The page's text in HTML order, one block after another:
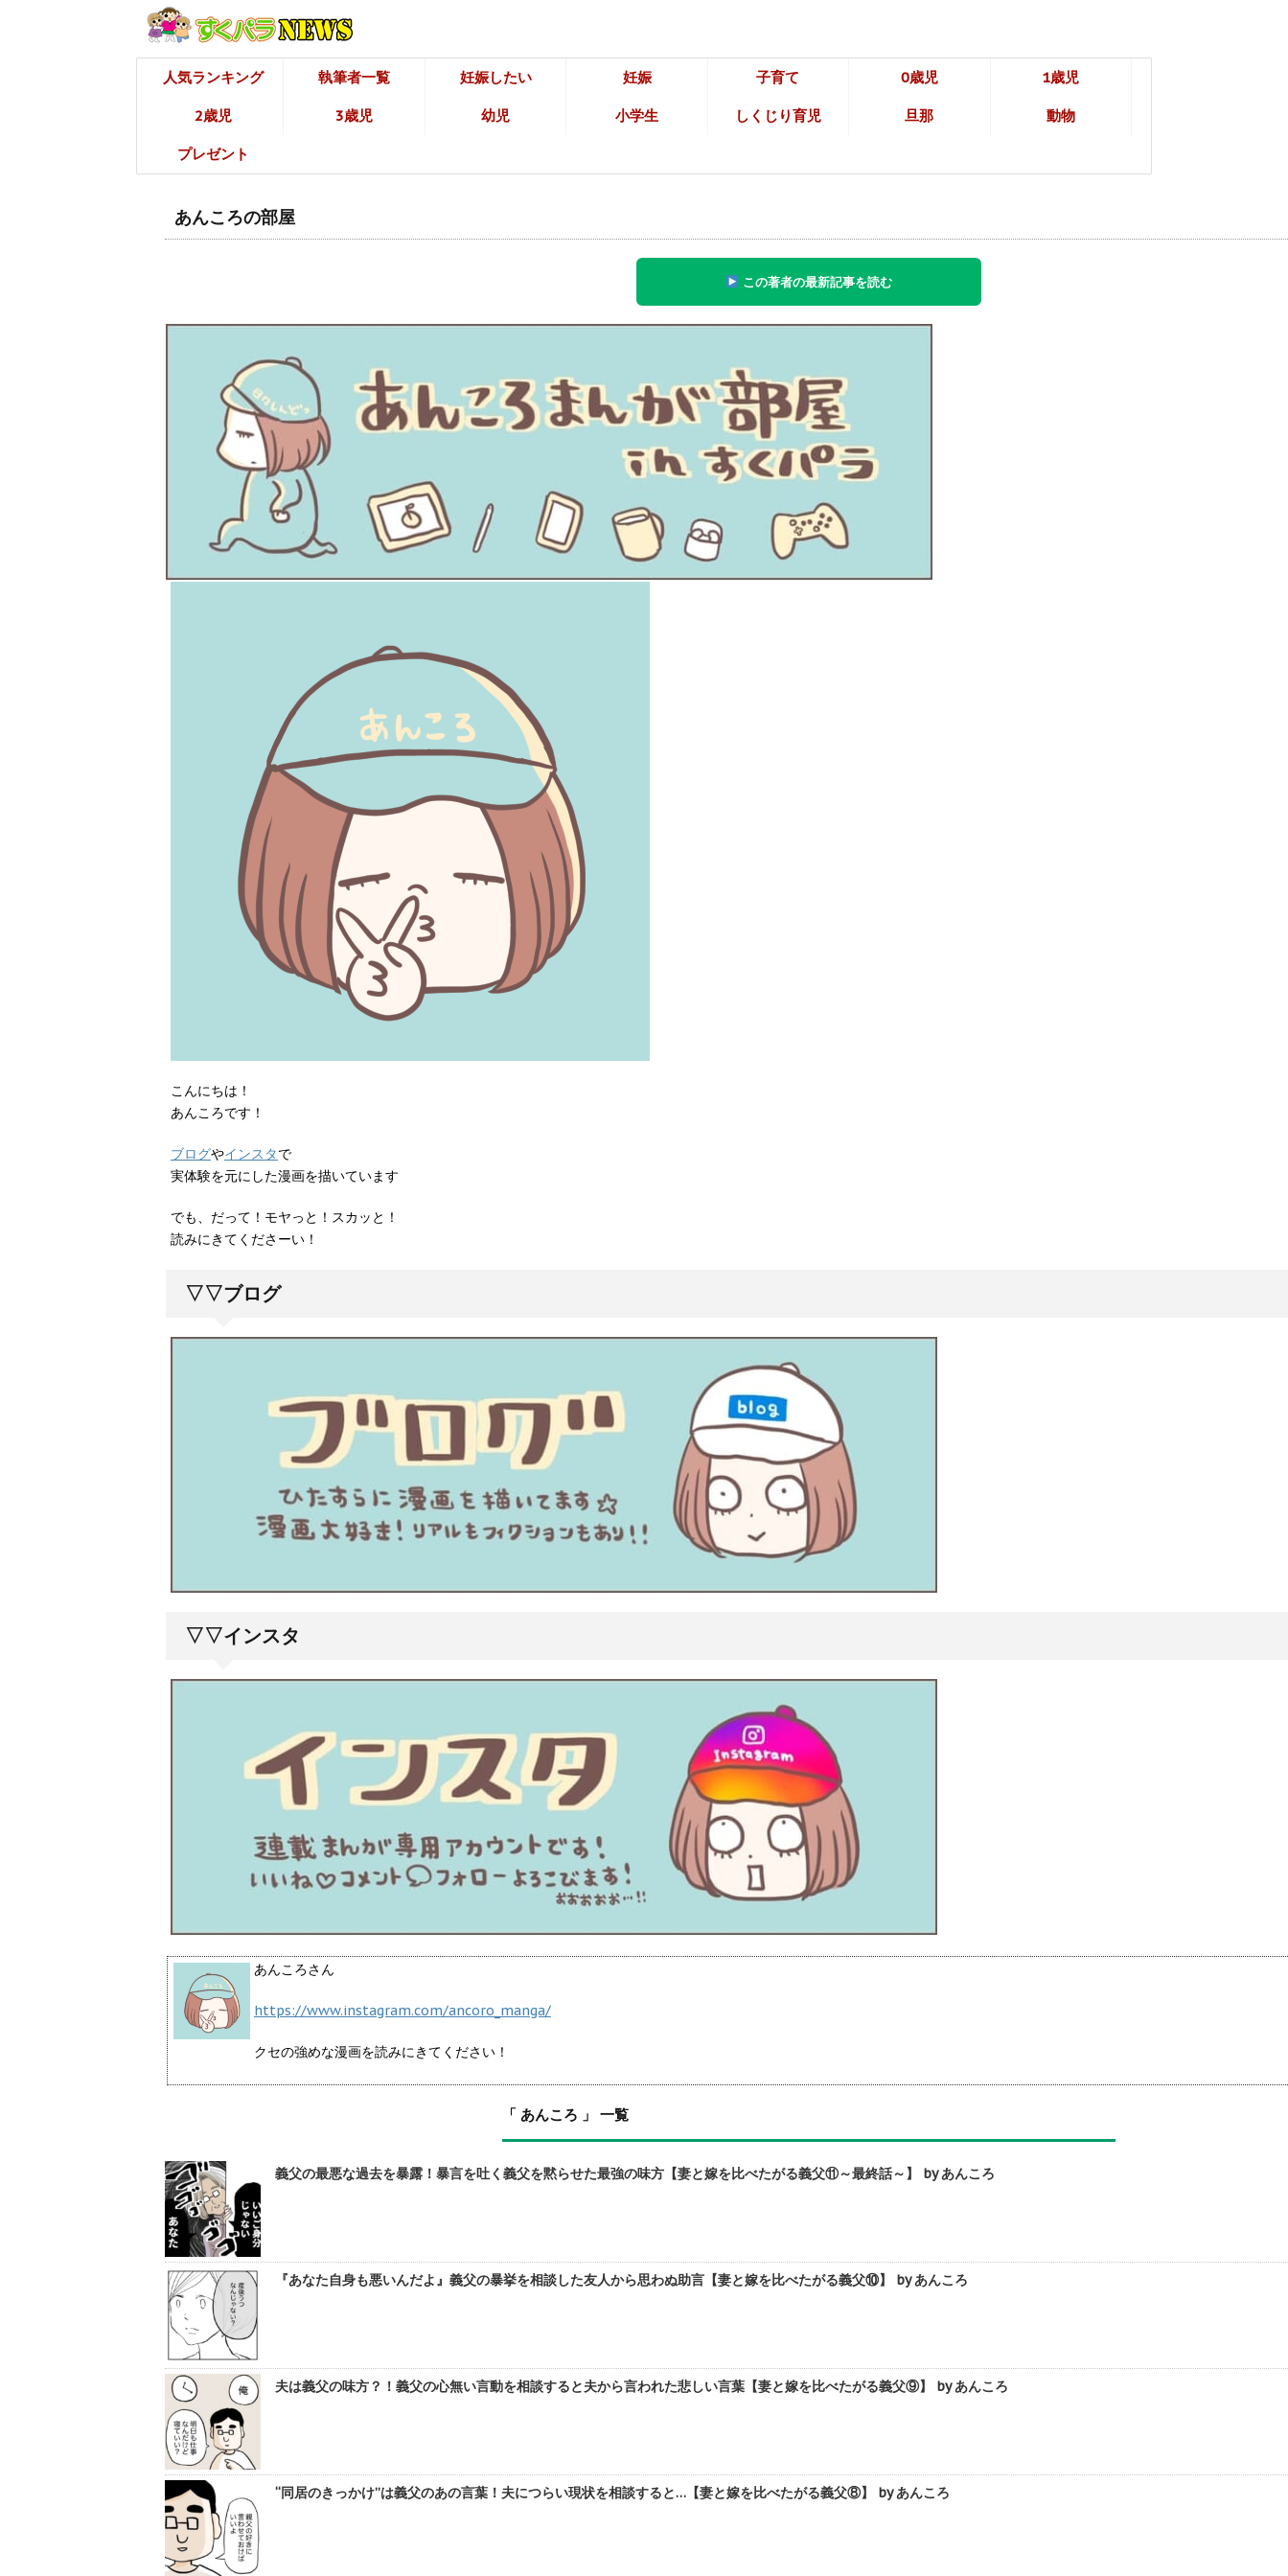
人気ランキング 執筆者一覧 妊娠したい 妊娠 子育て 0歳児 1歳児
2歳児 3歳児 幼児 小学生 しくじり育児 旦那 動物
プレゼント
あんころの部屋
この著者の最新記事を読む
こんにちは！
あんころです！
ブログやインスタで
実体験を元にした漫画を描いています
でも、だって！モヤっと！スカッと！
読みにきてくださーい！
▽▽ブログ
▽▽インスタ
あんころさん
https://www.instagram.com/ancoro_manga/
クセの強めな漫画を読みにきてください！
「 あんころ 」 一覧
義父の最悪な過去を暴露！暴言を吐く義父を黙らせた最強の味方【妻と嫁を比べたがる義父⑪～最終話～】 by あんころ
『あなた自身も悪いんだよ』義父の暴挙を相談した友人から思わぬ助言【妻と嫁を比べたがる義父⑩】 by あんころ
夫は義父の味方？！義父の心無い言動を相談すると夫から言われた悲しい言葉【妻と嫁を比べたがる義父⑨】 by あんころ
“同居のきっかけ”は義父のあの言葉！夫につらい現状を相談すると…【妻と嫁を比べたがる義父⑧】 by あんころ